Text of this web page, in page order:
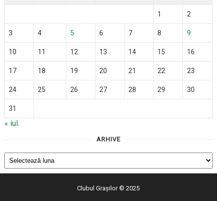
1 2
3 4 5 6 7 8 9
10 11 12 13 14 15 16
17 18 19 20 21 22 23
24 25 26 27 28 29 30
31
« iul.
ARHIVE
Arhive
Clubul Grașilor© 2025